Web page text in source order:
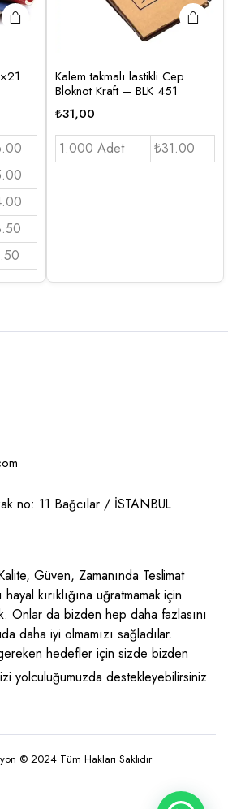
Kalem takmalı lastikli Cep
Bloknot Kraft – BLK 451
₺31,00
1.000 Adet ₺31.00
no: 11 Bağcılar / İSTANBUL
Güven, Zamanında Teslimat
kırıklığına uğratmamak için
Onlar da bizden hep daha fazlasını
daha iyi olmamızı sağladılar.
hedefler için sizde bizden
yolculuğumuzda destekleyebilirsiniz.
© 2024 Tüm Hakları Saklıdır